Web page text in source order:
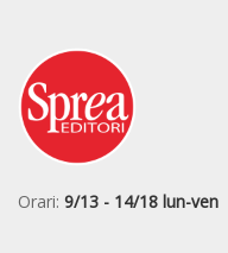
Orari: 9/13 - 14/18 lun-ven